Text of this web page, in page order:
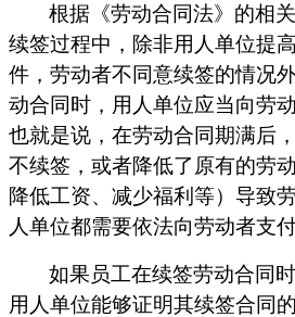
根据《劳动合同法》的相
续签过程中，除非用人单位提
件，劳动者不同意续签的情况
动合同时，用人单位应当向劳
也就是说，在劳动合同期满后
不续签，或者降低了原有的劳
降低工资、减少福利等）导致
人单位都需要依法向劳动者支
如果员工在续签劳动合同
用人单位能够证明其续签合同